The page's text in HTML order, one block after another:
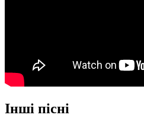
Інші пісні